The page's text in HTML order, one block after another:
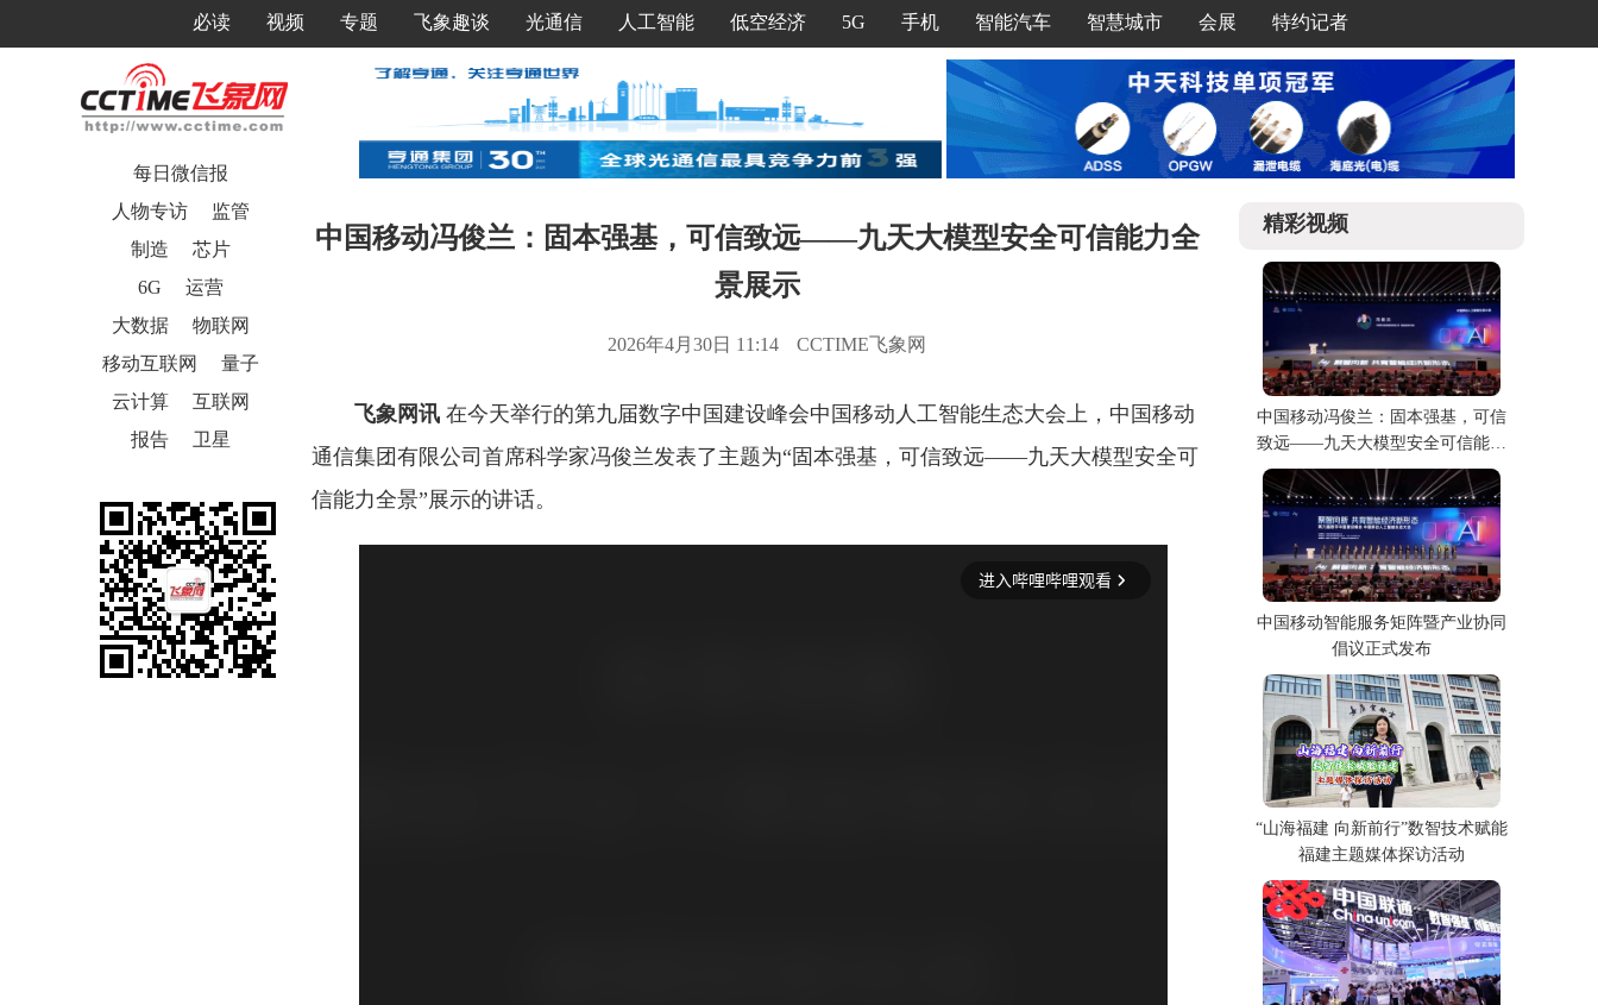
必读 视频 专题 飞象趣谈 光通信 人工智能 低空经济 5G 手机 智能汽车 智慧城市 会展 特约记者
每日微信报
人物专访
监管
制造
芯片
6G
运营
大数据
物联网
移动互联网
量子
云计算
互联网
报告
卫星
中国移动冯俊兰：固本强基，可信致远——九天大模型安全可信能力全
景展示
2026年4月30日 11:14 CCTIME飞象网
飞象网讯 在今天举行的第九届数字中国建设峰会中国移动人工智能生态大会上，中国移动
通信集团有限公司首席科学家冯俊兰发表了主题为“固本强基，可信致远——九天大模型安全可
信能力全景”展示的讲话。
精彩视频
中国移动冯俊兰：固本强基，可信
致远——九天大模型安全可信能力
全景展示
中国移动智能服务矩阵暨产业协同
倡议正式发布
“山海福建 向新前行”数智技术赋能
福建主题媒体探访活动